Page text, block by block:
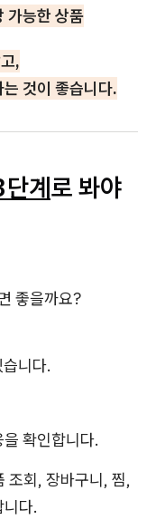
가능한 상품
,
는 것이 좋습니다.
계로 봐야
좋을까요?
니다.
확인합니다.
조회, 장바구니, 찜,
다.